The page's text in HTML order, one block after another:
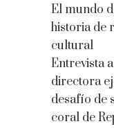
El mundo
historia de
cultural
Entrevista
directora
desafío de
coral de